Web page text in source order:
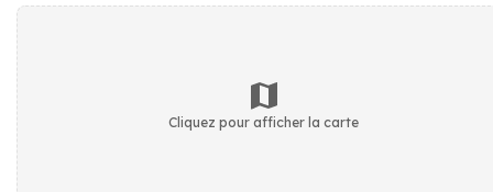
Cliquez pour afficher la carte